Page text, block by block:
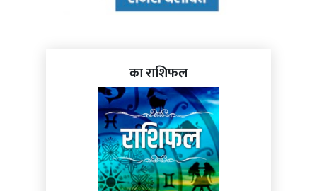
का राशिफल